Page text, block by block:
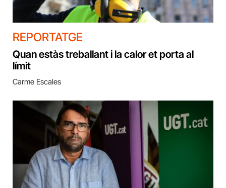
REPORTATGE
Quan estàs treballant i la calor et porta al
límit
Carme Escales